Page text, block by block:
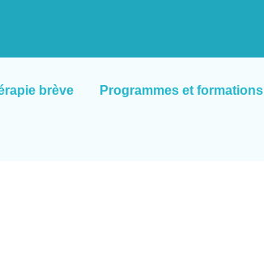
brève Programmes et formations